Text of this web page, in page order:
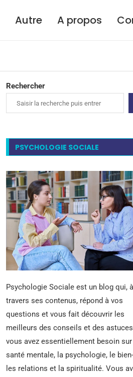
Autre A propos
Rechercher
PSYCHOLOGIE SOCIALE
Psychologie Sociale est un blog qui, à
travers ses contenus, répond à vos
questions et vous fait découvrir les
meilleurs des conseils et des
vous avez essentiellement besoin
santé mentale, la psychologie, le
les relations et la spiritualité. Vous